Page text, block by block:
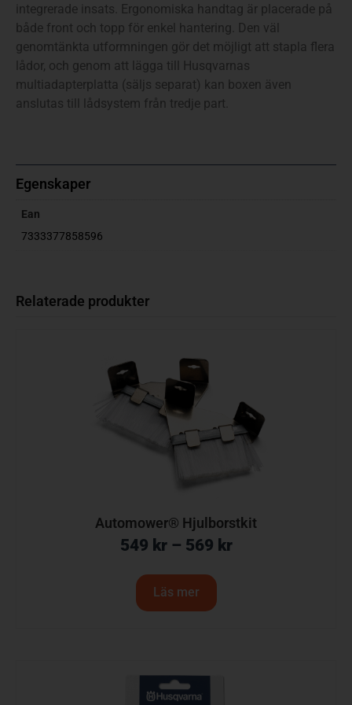
integrerade insats. Ergonomiska handtag är placerade på
både front och topp för enkel hantering. Den väl
genomtänkta utformningen gör det möjligt att stapla flera
lådor, och genom att lägga till Husqvarnas
multiadapterplatta (säljs separat) kan boxen även
anslutas till lådsystem från tredje part.
Egenskaper
Ean
7333377858596
Relaterade produkter
Automower® Hjulborstkit
549 kr – 569 kr
Läs mer